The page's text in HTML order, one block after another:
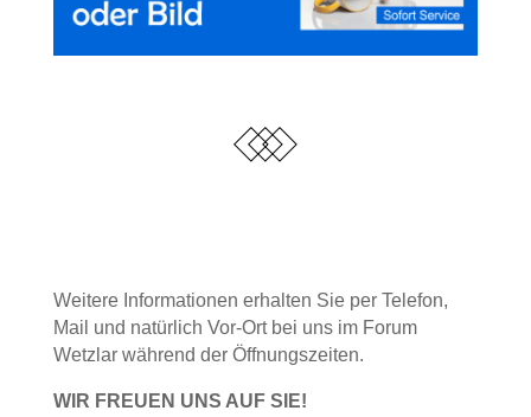
Weitere Informationen erhalten Sie per Telefon,
Mail und natürlich Vor-Ort bei uns im Forum
Wetzlar während der Öffnungszeiten.
WIR FREUEN UNS AUF SIE!